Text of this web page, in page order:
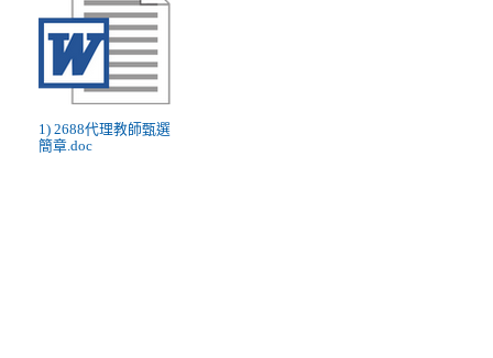
1) 2688代理教師甄選
簡章.doc